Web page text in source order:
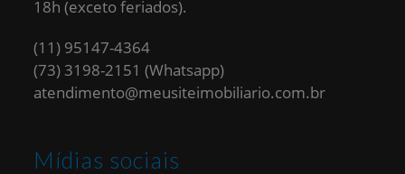
18h (exceto feriados).
(11) 95147-4364
(73) 3198-2151 (Whatsapp)
atendimento@meusiteimobiliario.com.br
Mídias sociais